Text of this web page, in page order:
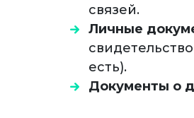
связей.
Личные
есть).
Документы о